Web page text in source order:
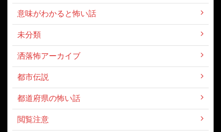
意味がわかると怖い話
未分類
洒落怖アーカイブ
都市伝説
都道府県の怖い話
閲覧注意